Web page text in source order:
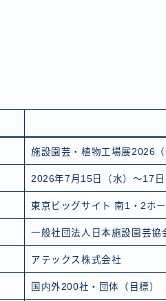
施設園芸・植物工場展2026（
2026年7月15日（水）～17
東京ビッグサイト 南1・2ホ
一般社団法人日本施設園芸協
アテックス株式会社
国内外200社・団体（目標）